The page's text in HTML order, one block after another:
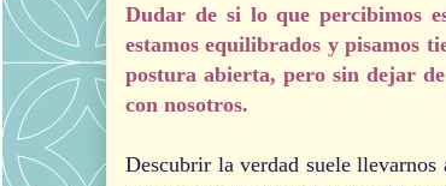
Dudar de si lo que percibimos
estamos equilibrados y pisamos
postura abierta, pero sin dejar
con nosotros.
Descubrir la verdad suele llevarnos